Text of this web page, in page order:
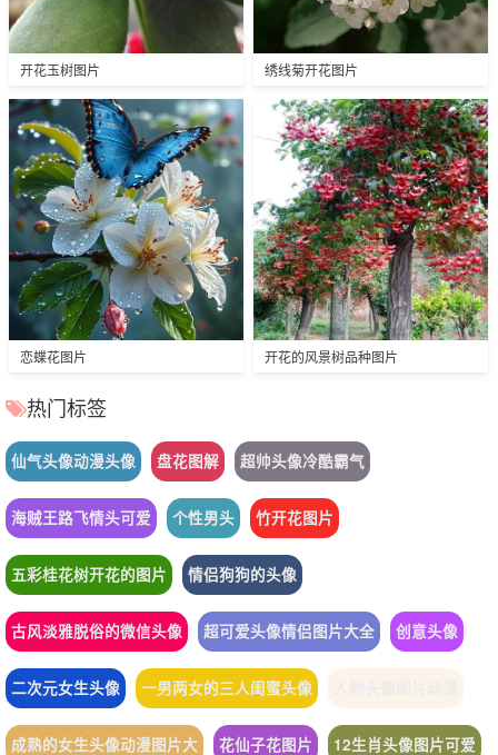
开花玉树图片 绣线菊开花图片
恋蝶花图片 开花的风景树品种图片
热门标签
仙气头像动漫头像 盘花图解 超帅头像冷酷霸气
海贼王路飞情头可爱 个性男头 竹开花图片
五彩桂花树开花的图片 情侣狗狗的头像
古风淡雅脱俗的微信头像 超可爱头像情侣图片大全 创意头像
二次元女生头像 一男两女的三人闺蜜头像
成熟的女生头像动漫图片大 花仙子花图片 12生肖头像图片可爱